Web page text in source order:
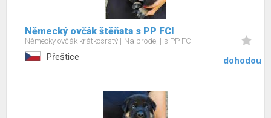
Německý ovčák štěňata s PP FCI
Německý ovčák krátkosrstý Na prodej s PP FCI
Přeštice dohodou